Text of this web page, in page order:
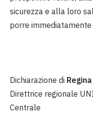
sicurezza e alla loro
porre
Dichiarazione di
Direttrice regionale
Centrale